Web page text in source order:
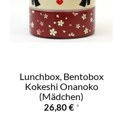
Lunchbox, Bentobox
Kokeshi Onanoko
(Mädchen)
26,80 € *